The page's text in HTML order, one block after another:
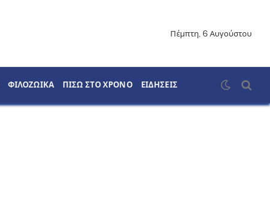
Πέμπτη, 6 Αυγούστου
ΦΙΛΟΖΩΙΚΑ ΠΙΣΩ ΣΤΟ ΧΡΟΝΟ ΕΙΔΗΣΕΙΣ